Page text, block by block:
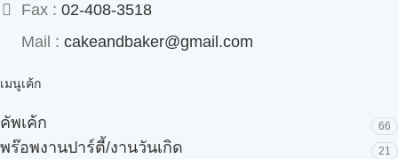
Fax : 02-408-3518
Mail : cakeandbaker@gmail.com
เมนูเค้ก
คัพเค้ก 66
พร๊อพงานปาร์ตี้/งานวันเกิด 21